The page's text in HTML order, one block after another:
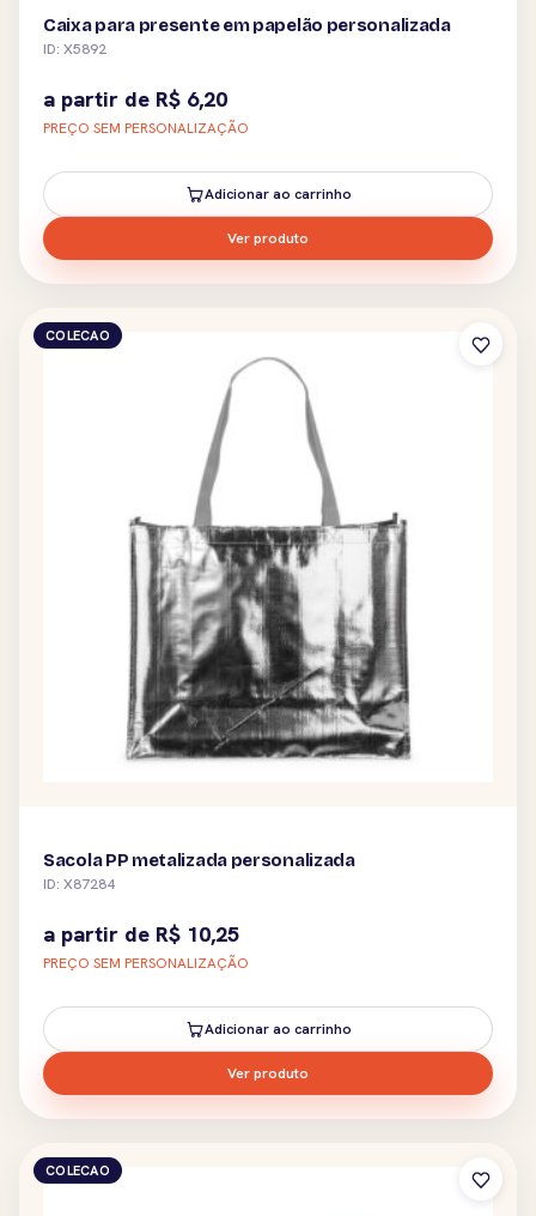
Caixa para presente em papelão personalizada
ID: X5892
a partir de R$ 6,20
PREÇO SEM PERSONALIZAÇÃO
Adicionar ao carrinho
Ver produto
COLECAO
Sacola PP metalizada personalizada
ID: X87284
a partir de R$ 10,25
PREÇO SEM PERSONALIZAÇÃO
Adicionar ao carrinho
Ver produto
COLECAO